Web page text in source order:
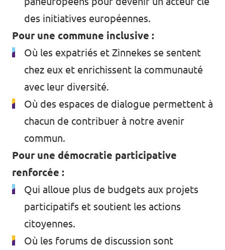
des initiatives européennes.
Pour une commune inclusive :
Où les expatriés et Zinnekes se sentent
chez eux et enrichissent la communauté
avec leur diversité.
Où des espaces de dialogue permettent à
chacun de contribuer à notre avenir
commun.
Pour une démocratie participative
renforcée :
Qui alloue plus de budgets aux projets
participatifs et soutient les actions
citoyennes.
Où les forums de discussion sont